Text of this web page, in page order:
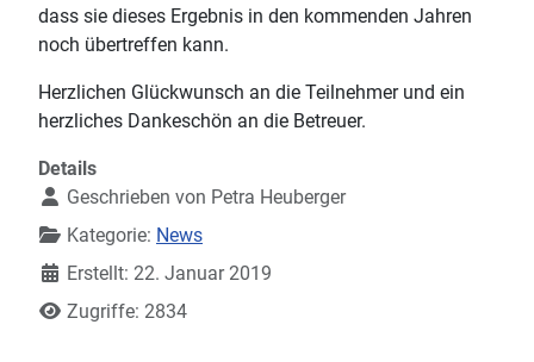
dass sie dieses Ergebnis in den kommenden Jahren
noch übertreffen kann.
Herzlichen Glückwunsch an die Teilnehmer und ein
herzliches Dankeschön an die Betreuer.
Details
Geschrieben von Petra Heuberger
Kategorie: News
Erstellt: 22. Januar 2019
Zugriffe: 2834